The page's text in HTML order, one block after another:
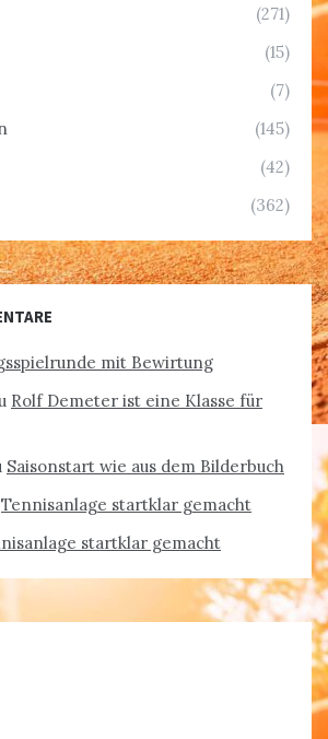
(271)
(15)
(7)
(145)
(42)
(362)
mit Bewirtung
Rolf Demeter ist eine Klasse für
Saisonstart wie aus dem Bilderbuch
Tennisanlage startklar gemacht
startklar gemacht